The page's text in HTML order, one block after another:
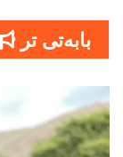
بابەتى تر